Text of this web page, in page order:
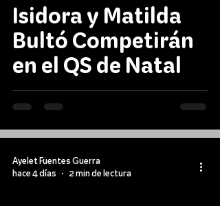
Isidora y Matilda
Bultó Competirán
en el QS de Natal
Ayelet Fuentes Guerra
hace 4 días
2 min de lectura